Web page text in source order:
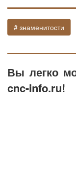
# знаменитости
Вы легко
cnc-info.ru!